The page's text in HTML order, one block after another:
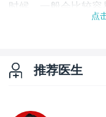
时候，一般会比较
斑处的皮肤也没有
营养均衡，就能很好
么原因。
点
推荐医生